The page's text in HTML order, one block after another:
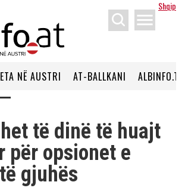
Shqip
menu
NË AUSTRI AT-BALLKANI ALBINFO.TV
të dinë të huajt
për opsionet e
gjuhës